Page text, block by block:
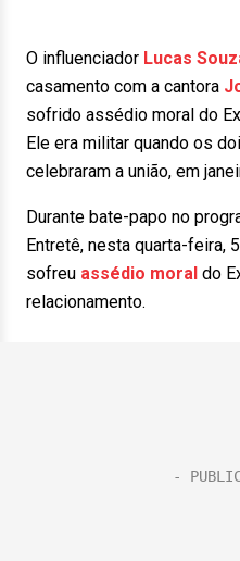
O influenciador Lucas
casamento com a cantora
sofrido assédio moral do
Ele era militar quando os
celebraram a união, em
Durante bate-papo no
Entretê, nesta quarta-feira,
sofreu assédio moral do
relacionamento.